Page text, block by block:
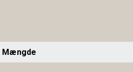
Mængde